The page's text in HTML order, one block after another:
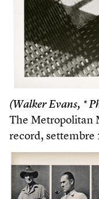
(Walker Evans, *
The Metropolitan
record, settembre